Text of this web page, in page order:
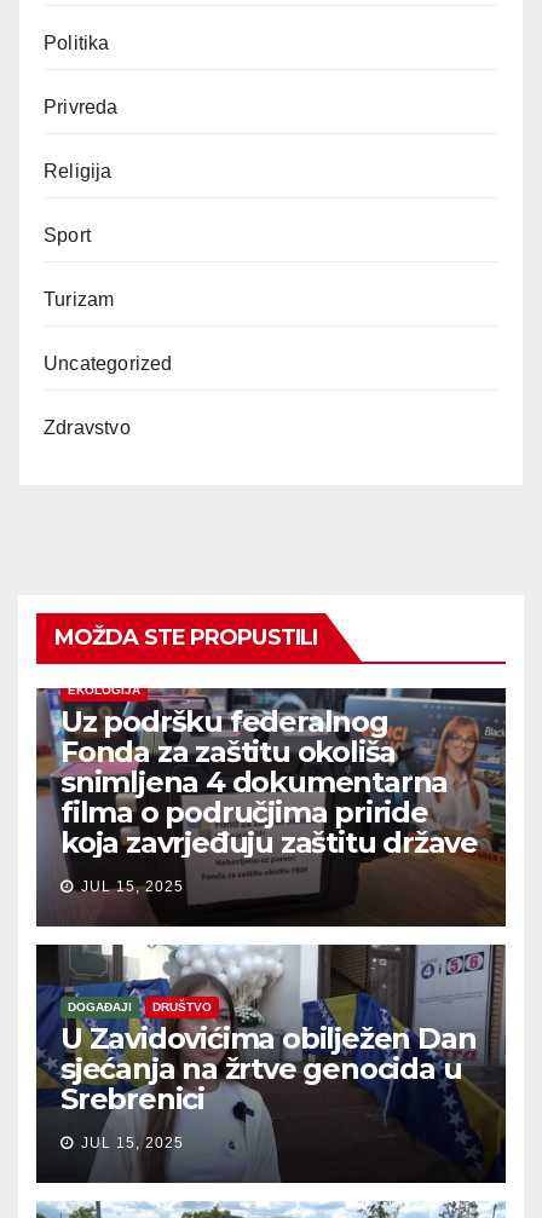
Politika
Privreda
Religija
Sport
Turizam
Uncategorized
Zdravstvo
MOŽDA STE PROPUSTILI
EKOLOGIJA
Uz podršku federalnog
Fonda za zaštitu okoliša
snimljena 4 dokumentarna
filma o područjima priride
koja zavrjeđuju zaštitu države
JUL 15, 2025
DOGAĐAJI DRUŠTVO
U Zavidovićima obilježen Dan
sjećanja na žrtve genocida u
Srebrenici
JUL 15, 2025